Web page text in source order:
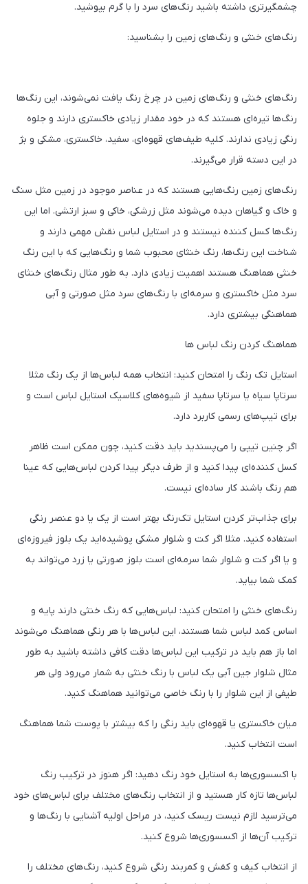
چشمگیرتری داشته باشید رنگ‌های سرد را با گرم بپوشید.
رنگ‌های خنثی و رنگ‌های زمین را بشناسید:
رنگ‌های خنثی و رنگ‌های زمین در چرخ رنگ یافت نمی‌شوند، این رنگ‌ها
رنگ‌ها تیره‌ای هستند که در خود مقدار زیادی خاکستری دارند و جلوه
رنگی زیادی ندارند. کلیه طیف‌های قهوه‌ای، سفید، خاکستری، مشکی و بژ
در این دسته قرار می‌گیرند.
رنگ‌های زمین رنگ‌هایی هستند که در عناصر موجود در زمین مثل سنگ
و خاک و گیاهان دیده می‌شوند مثل زرشکی، خاکی و سبز ارتشی. اما این
رنگ‌ها کسل کننده نیستند و در استایل لباس نقش مهمی دارند و
شناخت این رنگ‌ها، رنگ خنثای محبوب شما و رنگ‌هایی که با این رنگ
خنثی هماهنگ هستند اهمیت زیادی دارد. به طور مثال رنگ‌های خنثای
سرد مثل خاکستری و سرمه‌ای با رنگ‌های سرد مثل صورتی و آبی
هماهنگی بیشتری دارد.
هماهنگ کردن رنگ لباس ها
استایل تک رنگ را امتحان کنید: انتخاب همه لباس‌ها از یک رنگ مثلا
سرتاپا سیاه یا سرتاپا سفید از شیوه‌های کلاسیک استایل لباس است و
برای تیپ‌های رسمی کاربرد دارد.
اگر چنین تیپی را می‌پسندید باید دقت کنید، چون ممکن است ظاهر
کسل کننده‌ای پیدا کنید و از طرف دیگر پیدا کردن لباس‌هایی که عینا
هم رنگ باشند کار ساده‌ای نیست.
برای جذاب‌تر کردن استایل تک‌رنگ بهتر است از یک یا دو عنصر رنگی
استفاده کنید. مثلا اگر کت و شلوار مشکی پوشیده‌اید یک بلوز فیروزه‌ای
و یا اگر کت و شلوار شما سرمه‌ای است بلوز صورتی یا زرد می‌تواند به
کمک شما بیاید.
رنگ‌های خنثی را امتحان کنید: لباس‌هایی که رنگ خنثی دارند پایه و
اساس کمد لباس شما هستند، این لباس‌ها با هر رنگی هماهنگ می‌شوند
اما باز هم باید در ترکیب این لباس‌ها دقت کافی داشته باشید به طور
مثال شلوار جین آبی یک لباس با رنگ خنثی به شمار می‌رود ولی هر
طیفی از این شلوار را با رنگ خاصی می‌توانید هماهنگ کنید.
میان خاکستری یا قهوه‌ای باید رنگی را که بیشتر با پوست شما هماهنگ
است انتخاب کنید.
با اکسسوری‌ها به استایل خود رنگ دهید: اگر هنوز در ترکیب رنگ
لباس‌ها تازه کار هستید و از انتخاب رنگ‌های مختلف برای لباس‌های خود
می‌ترسید لازم نیست ریسک کنید، در مراحل اولیه آشنایی با رنگ‌ها و
ترکیب آن‌ها از اکسسوری‌ها شروع کنید.
از انتخاب کیف و کفش و کمربند رنگی شروع کنید، رنگ‌های مختلف را